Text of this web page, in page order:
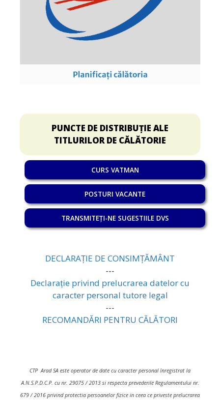
PUNCTE DE DISTRIBUȚIE ALE
TITLURILOR DE CĂLĂTORIE
CURS VATMAN
POSTURI VACANTE
TRANSMITEȚI-NE SUGESTIILE DVS
DECLARAȚIE DE CONSIMȚĂMÂNT
---
Declarație privind prelucrarea datelor cu
caracter personal tutore legal
---
RECOMANDĂRI PENTRU CĂLĂTORI
CTP Arad SA este operator de date cu caracter personal înregistrat la
A.N.S.P.D.C.P. cu nr. 29075 / 2013 si respecta prevederile Regulamentului nr.
679 / 2016 privind protectia persoanelor fizice in ceea ce priveste prelucrarea